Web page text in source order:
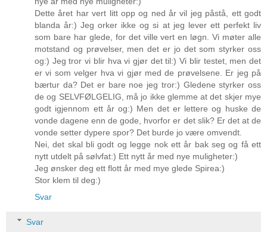
Dette året har vert litt opp og ned år vil jeg påstå, ett godt
blanda år:) Jeg orker ikke og si at jeg lever ett perfekt liv
som bare har glede, for det ville vert en løgn. Vi møter alle
motstand og prøvelser, men det er jo det som styrker oss
og:) Jeg tror vi blir hva vi gjør det til:) Vi blir testet, men det
er vi som velger hva vi gjør med de prøvelsene. Er jeg på
bærtur da? Det er bare noe jeg tror:) Gledene styrker oss
de og SELVFØLGELIG, må jo ikke glemme at det skjer mye
godt igjennom ett år og:) Men det er lettere og huske de
vonde dagene enn de gode, hvorfor er det slik? Er det at de
vonde setter dypere spor? Det burde jo være omvendt.
Nei, det skal bli godt og legge nok ett år bak seg og få ett
nytt utdelt på sølvfat:) Ett nytt år med nye muligheter:)
Jeg ønsker deg ett flott år med mye glede Spirea:)
Stor klem til deg:)
Svar
Svar